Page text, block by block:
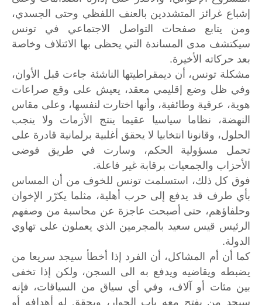
إشباع غرائز المتشددين بالعنف اللفظي وحتى الجسدي،
ومن يتابع صفحات التواصل الاجتماعي في تونس
سيكتشف مدى المساندة التي يحظى بها الائتلاف وخاصة
بعد حركاته الأخيرة.
مشكلة تونس، أن ديمقراطيتها الناشئة جاءت قبل الأوان،
وفي ظل وضع إقليمي معقد، يعيش على وقع صراعات
هوية، عرقية وطائفية، وأنها اختارت لنفسها، وعلى مقاس
النهضة، نظاما سياسيا عقيما ينتج الأزمات ولا ينجب
الحلول، وقانونا انتخابيا لا يحقق أغلبية برلمانية قادرة على
تحمل مسؤولية الحكم، وسارت في طريق فوضى
الأحزاب والجمعيات برقابة غير فاعلة.
فوق كل ذلك، استسلمت تونس للخوف من أن المساس
بأي طرف قد يدفع إلى حرب أهلية، مثلما يكرّر الإخوان
وحلفاؤهم، حتى أصبحت عاجزة عن محاسبة من وصفهم
الرئيس قيس سعيد بالمجرمين الذي يعملون على تهاوي
الدولة.
كما أن أم المشاكل، أن الفرد إذا أخطأ سيجد سريعا من
يضبطه ويقاضيه ويدفع به الى السجن، ولكن إذا تخفى
بين مئات أو آلاف، وفي أي سياق من السياقات، فإنه
سيجد من يفتح معه باب الحوار، ويحقق له أهدافه أو